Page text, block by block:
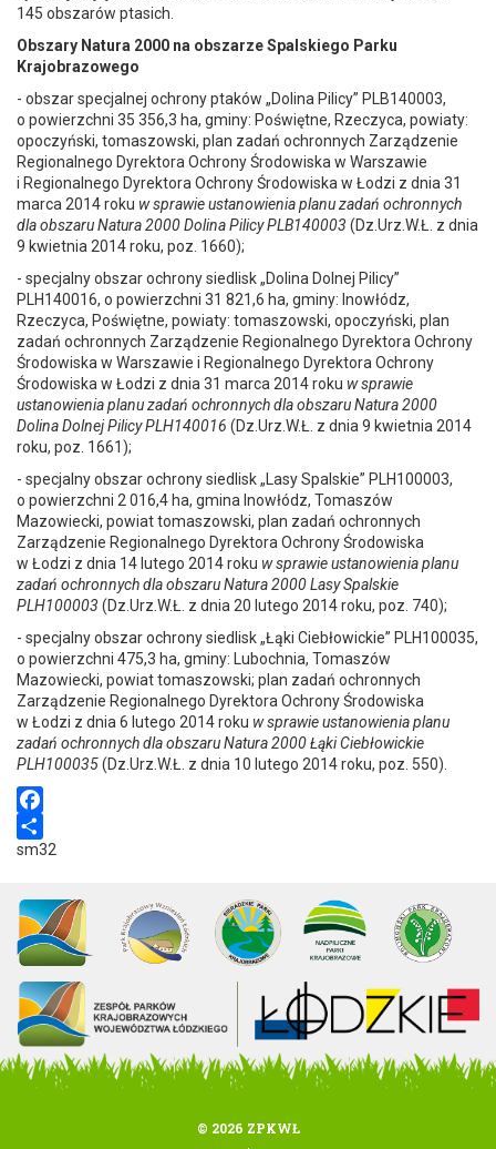
145 obszarów ptasich.
Obszary Natura 2000 na obszarze Spalskiego Parku
Krajobrazowego
- obszar specjalnej ochrony ptaków „Dolina Pilicy” PLB140003,
o powierzchni 35 356,3 ha, gminy: Poświętne, Rzeczyca, powiaty:
opoczyński, tomaszowski, plan zadań ochronnych Zarządzenie
Regionalnego Dyrektora Ochrony Środowiska w Warszawie
i Regionalnego Dyrektora Ochrony Środowiska w Łodzi z dnia 31
marca 2014 roku w sprawie ustanowienia planu zadań ochronnych
dla obszaru Natura 2000 Dolina Pilicy PLB140003 (Dz.Urz.W.Ł. z dnia
9 kwietnia 2014 roku, poz. 1660);
- specjalny obszar ochrony siedlisk „Dolina Dolnej Pilicy”
PLH140016, o powierzchni 31 821,6 ha, gminy: Inowłódz,
Rzeczyca, Poświętne, powiaty: tomaszowski, opoczyński, plan
zadań ochronnych Zarządzenie Regionalnego Dyrektora Ochrony
Środowiska w Warszawie i Regionalnego Dyrektora Ochrony
Środowiska w Łodzi z dnia 31 marca 2014 roku w sprawie
ustanowienia planu zadań ochronnych dla obszaru Natura 2000
Dolina Dolnej Pilicy PLH140016 (Dz.Urz.W.Ł. z dnia 9 kwietnia 2014
roku, poz. 1661);
- specjalny obszar ochrony siedlisk „Lasy Spalskie” PLH100003,
o powierzchni 2 016,4 ha, gmina Inowłódz, Tomaszów
Mazowiecki, powiat tomaszowski, plan zadań ochronnych
Zarządzenie Regionalnego Dyrektora Ochrony Środowiska
w Łodzi z dnia 14 lutego 2014 roku w sprawie ustanowienia planu
zadań ochronnych dla obszaru Natura 2000 Lasy Spalskie
PLH100003 (Dz.Urz.W.Ł. z dnia 20 lutego 2014 roku, poz. 740);
- specjalny obszar ochrony siedlisk „Łąki Ciebłowickie” PLH100035,
o powierzchni 475,3 ha, gminy: Lubochnia, Tomaszów
Mazowiecki, powiat tomaszowski; plan zadań ochronnych
Zarządzenie Regionalnego Dyrektora Ochrony Środowiska
w Łodzi z dnia 6 lutego 2014 roku w sprawie ustanowienia planu
zadań ochronnych dla obszaru Natura 2000 Łąki Ciebłowickie
PLH100035(Dz.Urz.W.Ł. z dnia 10 lutego 2014 roku, poz. 550).
F
a
e
b
o
o
S
a
e
sm32
© 2026 ZPKWŁ